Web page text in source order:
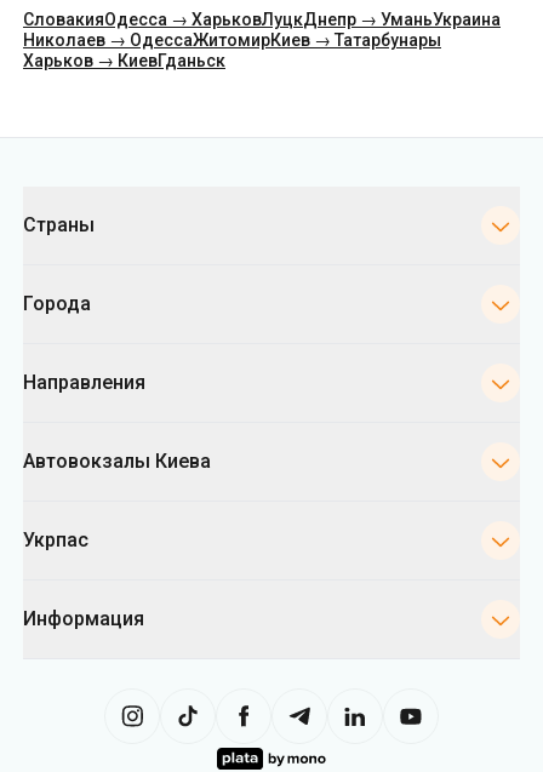
СловакияОдесса → ХарьковЛуцкДнепр → УманьУкраина
Николаев → ОдессаЖитомирКиев → Татарбунары
Харьков → КиевГданьск
Страны
Города
Направления
Автовокзалы Киева
Укрпас
Информация